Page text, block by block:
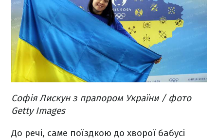
Софія Лискун з прапором України / фото
Getty Images
До речі, саме поїздкою до хворої бабусі